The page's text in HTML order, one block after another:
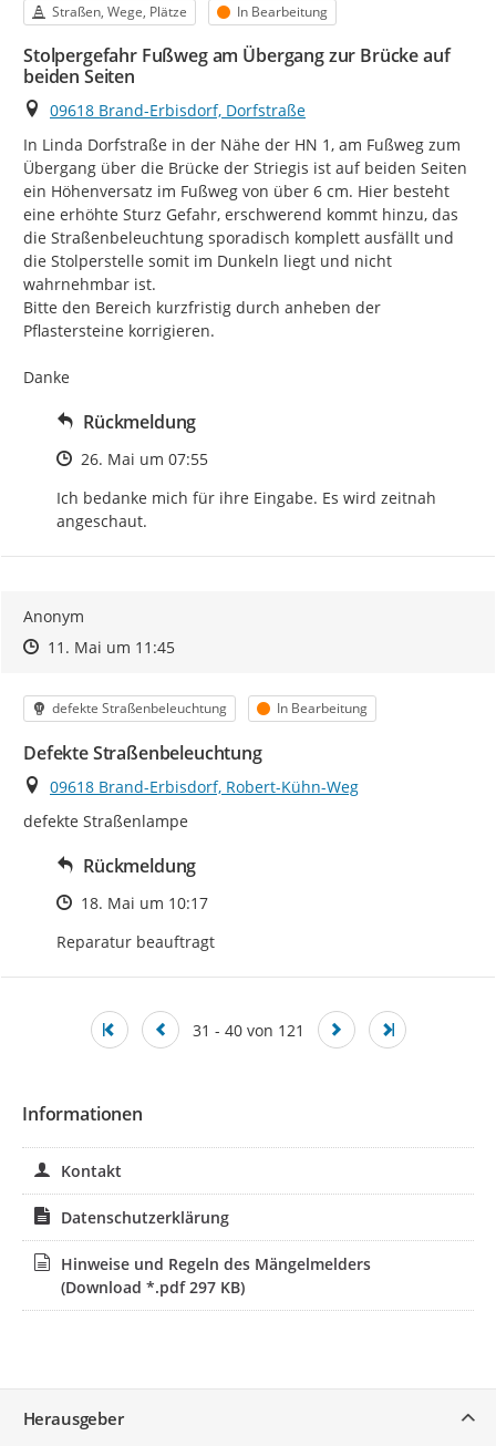
Kategorie
Straßen, Wege, Plätze Status
In Bearbeitung
Stolpergefahr Fußweg am Übergang zur Brücke auf
beiden Seiten
Ort
09618 Brand-Erbisdorf, Dorfstraße
In Linda Dorfstraße in der Nähe der HN 1, am Fußweg zum
Übergang über die Brücke der Striegis ist auf beiden Seiten
ein Höhenversatz im Fußweg von über 6 cm. Hier besteht
eine erhöhte Sturz Gefahr, erschwerend kommt hinzu, das
die Straßenbeleuchtung sporadisch komplett ausfällt und
die Stolperstelle somit im Dunkeln liegt und nicht
wahrnehmbar ist.
Bitte den Bereich kurzfristig durch anheben der
Pflastersteine korrigieren.
Danke
Rückmeldung
Zeitpunkt des Erstellens
26. Mai um 07:55
Ich bedanke mich für ihre Eingabe. Es wird zeitnah
angeschaut.
Anonym
Zeitpunkt des Erstellens
Zeitpunkt des Erstellens
11. Mai um 11:45Zur Äußerung
Kategorie
defekte Straßenbeleuchtung Status
In Bearbeitung
Defekte Straßenbeleuchtung
Ort
09618 Brand-Erbisdorf, Robert-Kühn-Weg
defekte Straßenlampe
Rückmeldung
Zeitpunkt des Erstellens
18. Mai um 10:17
Reparatur beauftragt
31 - 40 von 121
Informationen
Kontakt
Datenschutzerklärung
Hinweise und Regeln des Mängelmelders
(Download *.pdf 297 KB)
Herausgeber